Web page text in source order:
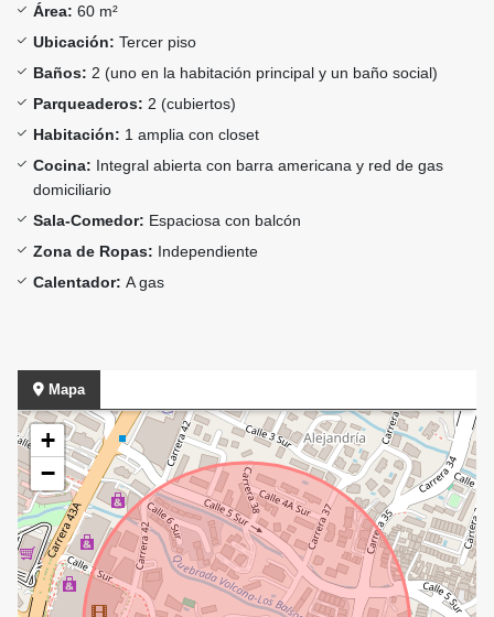
Área: 60 m²
Ubicación: Tercer piso
Baños: 2 (uno en la habitación principal y un baño social)
Parqueaderos: 2 (cubiertos)
Habitación: 1 amplia con closet
Cocina: Integral abierta con barra americana y red de gas
domiciliario
Sala-Comedor: Espaciosa con balcón
Zona de Ropas: Independiente
Calentador: A gas
Mapa
+
−